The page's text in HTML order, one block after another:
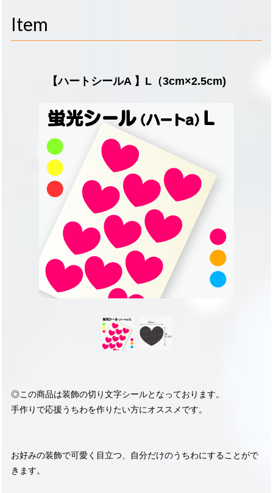
Item
【ハートシールA 】L（3cm×2.5cm)
◎この商品は装飾の切り文字シールとなっております。
手作りで応援うちわを作りたい方にオススメです。
お好みの装飾で可愛く目立つ、自分だけのうちわにすることがで
きます。